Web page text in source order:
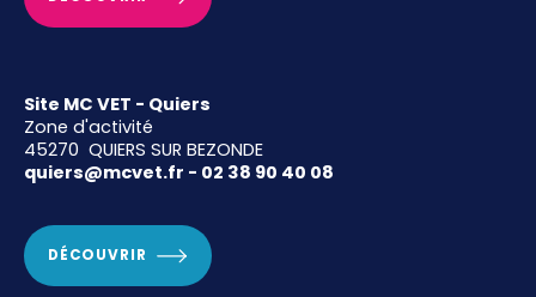
Site MC VET - Quiers
Zone d'activité
45270 QUIERS SUR BEZONDE
quiers@mcvet.fr - 02 38 90 40 08
DÉCOUVRIR